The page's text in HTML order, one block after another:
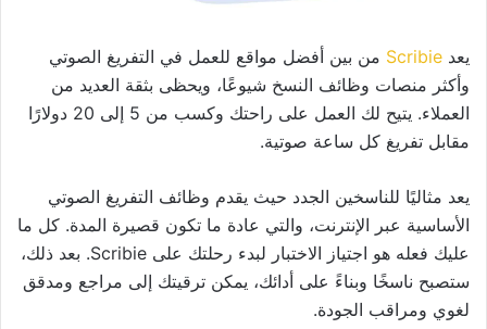
يعد Scribie من بين أفضل مواقع للعمل في التفريغ الصوتي
وأكثر منصات وظائف النسخ شيوعًا، ويحظى بثقة العديد من
العملاء. يتيح لك العمل على راحتك وكسب من 5 إلى 20 دولارًا
مقابل تفريغ كل ساعة صوتية.
يعد مثاليًا للناسخين الجدد حيث يقدم وظائف التفريغ الصوتي
الأساسية عبر الإنترنت، والتي عادة ما تكون قصيرة المدة. كل ما
عليك فعله هو اجتياز الاختبار لبدء رحلتك على Scribie. بعد ذلك،
ستصبح ناسخًا وبناءً على أدائك، يمكن ترقيتك إلى مراجع ومدقق
لغوي ومراقب الجودة.